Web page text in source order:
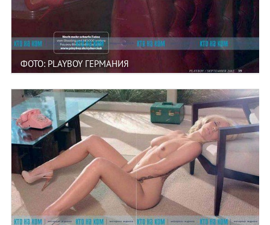
ФОТО: PLAYBOY ГЕРМАНИЯ